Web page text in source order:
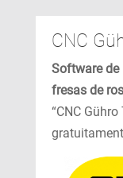
CNC
Software
fresas de
“CNC